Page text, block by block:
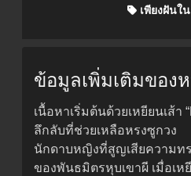
เพียงฝันใ
ข้อมูลเพิ่มเติมของ
เนื้อหาเริ่มต้นด้วยเหยียนเส้า
ลึกลับที่ช่วยเหลือหรงซูกวง
นักดาบหญิงที่สูญเสียความท
ของพันธมิตรหุบเขาผี เมื่อเห